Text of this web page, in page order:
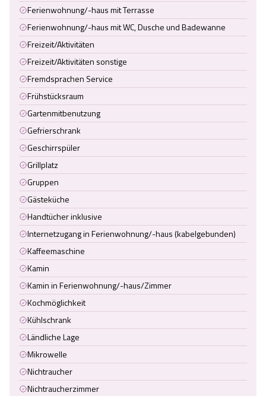
Ferienwohnung/-haus mit Terrasse
Ferienwohnung/-haus mit WC, Dusche und Badewanne
Freizeit/Aktivitäten
Freizeit/Aktivitäten sonstige
Fremdsprachen Service
Frühstücksraum
Gartenmitbenutzung
Gefrierschrank
Geschirrspüler
Grillplatz
Gruppen
Gästeküche
Handtücher inklusive
Internetzugang in Ferienwohnung/-haus (kabelgebunden)
Kaffeemaschine
Kamin
Kamin in Ferienwohnung/-haus/Zimmer
Kochmöglichkeit
Kühlschrank
Ländliche Lage
Mikrowelle
Nichtraucher
Nichtraucherzimmer